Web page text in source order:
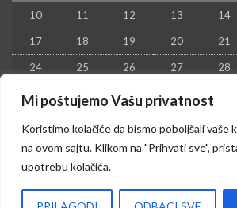
Mi poštujemo Vašu privatnost
Koristimo kolačiće da bismo poboljšali vaše
na ovom sajtu. Klikom na "Prihvati sve",
upotrebu kolačića.
10 11 12 13 14
17 18 19 20 21
24 25 26 27 28
31